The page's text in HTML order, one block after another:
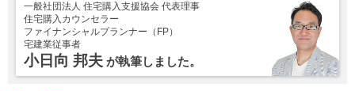
ファイナンシャルプランナー (FP)紹介
初めてのお客様へ
ファイナンシャルプランナー(FP)コラム
一般社団法人 住宅購入支援協会 代表理事
住宅購入カウンセラー
ファイナンシャルプランナー（FP）
宅建業従事者
小日向 邦夫 が執筆しました。